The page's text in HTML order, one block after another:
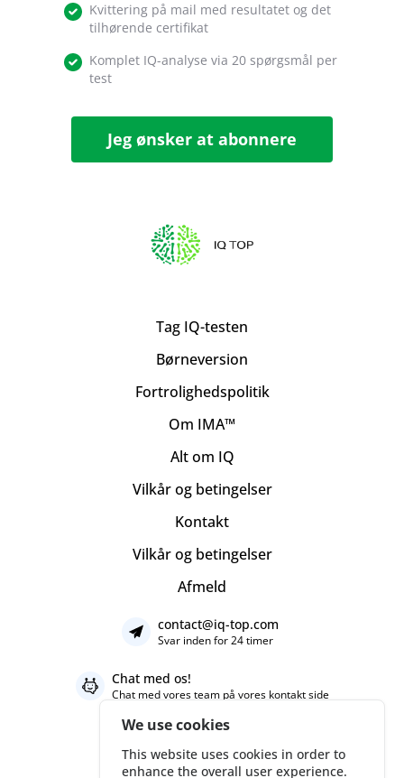
Kvittering på mail med resultatet og det
tilhørende certifikat
Komplet IQ-analyse via 20 spørgsmål per
test
Jeg ønsker at abonnere
Tag IQ-testen
Børneversion
Fortrolighedspolitik
Om IMA™
Alt om IQ
Vilkår og betingelser
Kontakt
Vilkår og betingelser
Afmeld
contact@iq-top.com
Svar inden for 24 timer
Chat med os!
Chat med vores team på vores kontakt side
We use cookies
This website uses cookies in order to
enhance the overall user experience.